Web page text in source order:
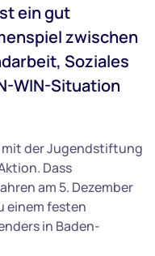
ein gut
zwischen
Soziales
WIN-Situation
mit der Jugendstiftung
Dass
am 5. Dezember
einem festen
in Baden-